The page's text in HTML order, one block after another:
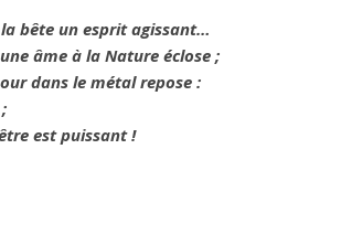
la bête un esprit agissant…
âme à la Nature éclose ;
dans le métal repose :
est puissant !